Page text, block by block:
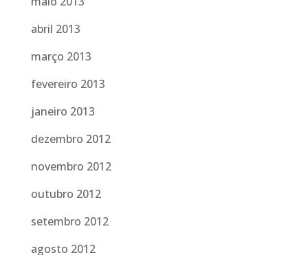
abril 2013
março 2013
fevereiro 2013
janeiro 2013
dezembro 2012
novembro 2012
outubro 2012
setembro 2012
agosto 2012